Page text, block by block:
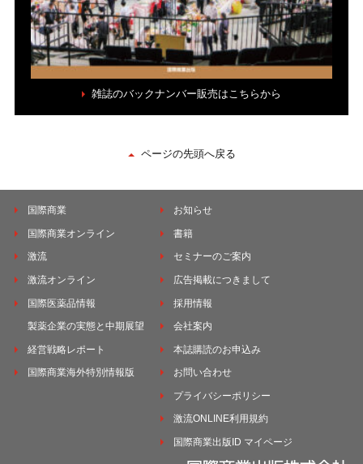
雑誌のバックナンバー販売はこちらから
ページの先頭へ戻る
国際商業
国際商業オンライン
激流
激流オンライン
国際医薬品情報
製薬企業の実態と中期展望
経営戦略レポート
国際商業海外特別情報版
お知らせ
書籍
セミナーのご案内
広告掲載につきまして
採用情報
会社案内
本誌購読のお申込み
お問い合わせ
プライバシーポリシー
激流ONLINE利用規約
国際商業出版ID マイページ